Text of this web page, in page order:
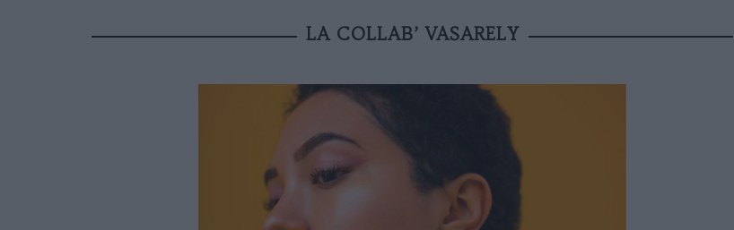
LA COLLAB’ VASARELY